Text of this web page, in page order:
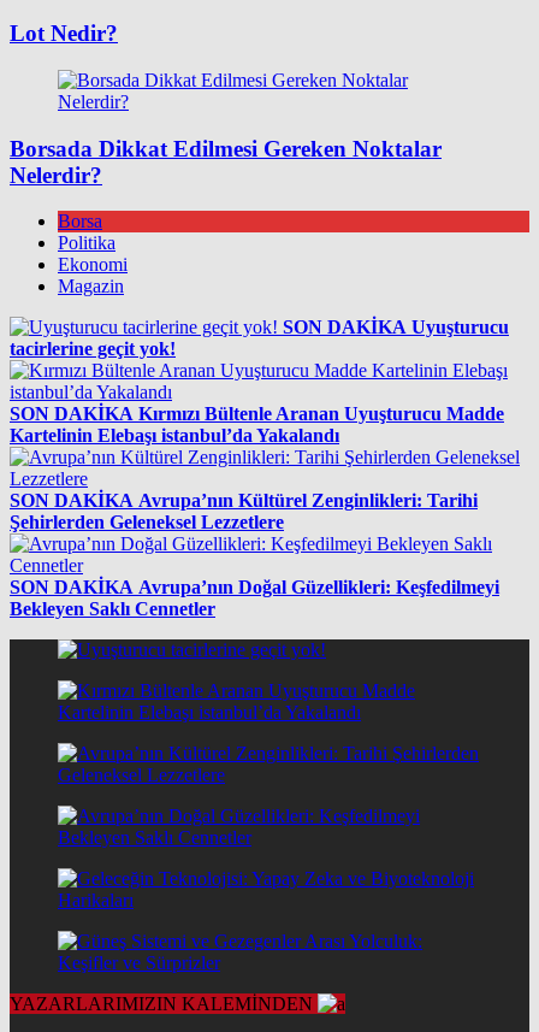
Lot Nedir?
Borsada Dikkat Edilmesi Gereken Noktalar
Nelerdir?
Borsa
Politika
Ekonomi
Magazin
SON DAKİKA Uyuşturucu
tacirlerine geçit yok!
SON DAKİKA Kırmızı Bültenle Aranan Uyuşturucu Madde
Kartelinin Elebaşı istanbul’da Yakalandı
SON DAKİKA Avrupa’nın Kültürel Zenginlikleri: Tarihi
Şehirlerden Geleneksel Lezzetlere
SON DAKİKA Avrupa’nın Doğal Güzellikleri: Keşfedilmeyi
Bekleyen Saklı Cennetler
YAZARLARIMIZIN KALEMİNDEN